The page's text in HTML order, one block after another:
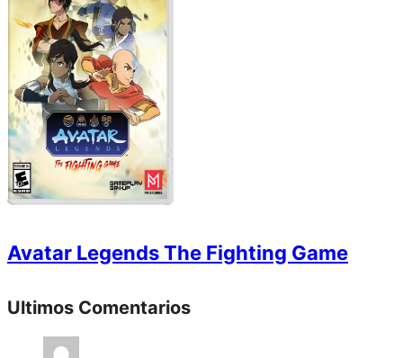
Avatar Legends The Fighting Game
Ultimos Comentarios